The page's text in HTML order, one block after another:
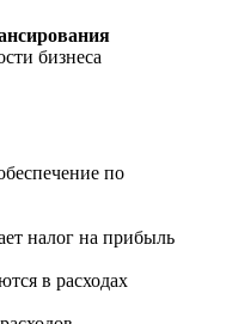
бизнеса
по
налог на прибыль
в расходах